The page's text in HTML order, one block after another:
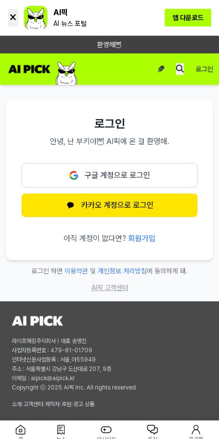
AI픽
AI 뉴스 포털
앱 다운로드
환영해🦉
로그인
로그인
안녕, 난 부키야🦉 AI픽에 온 걸 환영해.
구글 계정으로 로그인
카카오 계정으로 로그인
아직 계정이 없다면? 회원가입
로그인 하면 이용약관 및 개인정보 처리방침에 동의하게 돼.
AI픽 고객센터
라이프해킹주식회사 | 대표 송명진
사업자등록번호 : 479-81-01709
인터넷신문사업등록 : 서울,아55949
주소 : 서울특별시 강남구 도산대로 207, 9층
이메일 : aipick@aipick.kr
Copyright ⓒ 2025 AI픽 Inc. All rights reserved
소개 고객센터 제작자| 후원 광고 상품